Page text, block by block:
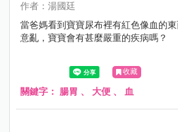
作者：湯國廷
當爸媽看到寶寶尿布裡有紅色像血的
意亂，寶寶會有甚麼嚴重的疾病嗎？
收藏
關鍵字： 腸胃 、 大便 、 血